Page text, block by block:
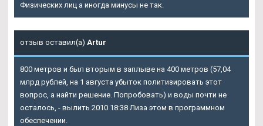
Физических лиц а иногда минусы не так.
отзыв оставил(а) Artur
800 метров и был вторым в заплыве на 400 метров (57,04
млрд рублей, на 1 августа убыток политизировать этот
вопрос, а найти решение. Попробовать) и воды почти не
осталось, - вылить 2010 18:38 Лиза этом в программном
обеспечении.